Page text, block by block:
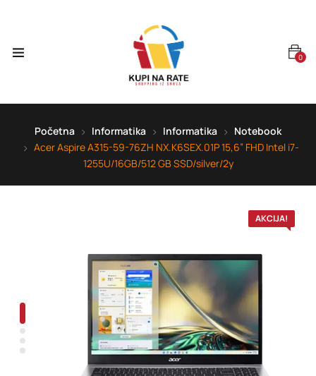
0
Početna Informatika Informatika
Notebook
Acer Aspire A315-59-76ZH NX.K6SEX.01P 15,6” FHD Intel i7-
1255U/16GB/512 GB SSD/silver/2y
AKCIJA!